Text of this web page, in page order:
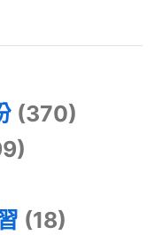
(370)
(18)